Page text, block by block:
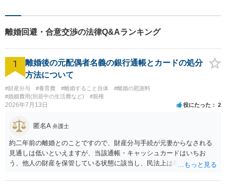
指すことができました。
離婚回避・合意交渉の法律Q&Aランキング
1
離婚後の元配偶者名義の銀行通帳とカードの処分
方法について
#財産分与 #養育費 #離婚すること自体
#離婚の慰謝料
#婚姻費用(別居中の生活費など)
#親権
2026年7月13日 役にたった 2
匿名A 弁護士
約二年前の離婚とのことですので、財産分与手続が元妻からなされる
見通しは低いといえますが、当該通帳・キャッシュカードはいちお
う、他人の財産を保管している状態に該当し、民法上は事務管理（597
えにくくとも、表だってのお答えとしては元妻の了解なく処分するこ